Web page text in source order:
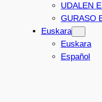
UDALEN
GURASO
Euskara
Euskara
Español